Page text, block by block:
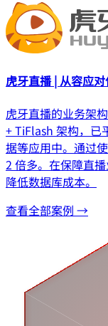
虎牙直播 | 从容应
虎牙直播的业务架
+ TiFlash 架构，已
据等应用中。通过
2 倍多。在保障直
降低数据库成本。
查看全部案例 →